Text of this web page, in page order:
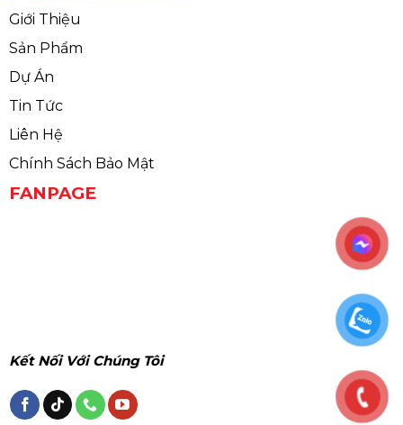
Giới Thiệu
Sản Phẩm
Dự Án
Tin Tức
Liên Hệ
Chính Sách Bảo Mật
FANPAGE
Kết Nối Với Chúng Tôi